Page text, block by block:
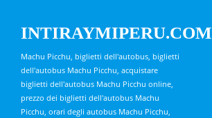
INTIRAYMIPERU.COM
Machu Picchu, biglietti dell'autobus, biglietti
dell'autobus Machu Picchu, acquistare
biglietti dell'autobus Machu Picchu online,
prezzo dei biglietti dell'autobus Machu
Picchu, orari degli autobus Machu Picchu,